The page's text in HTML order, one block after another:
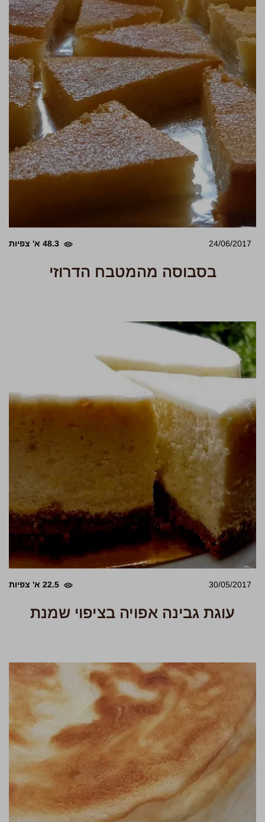
24/06/2017 48.3 א' צפיות
בסבוסה מהמטבח הדרוזי
30/05/2017 22.5 א' צפיות
עוגת גבינה אפויה בציפוי שמנת